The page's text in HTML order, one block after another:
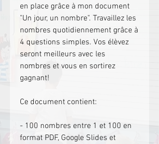
en place grâce à mon document
"Un jour, un nombre". Travaillez les
nombres quotidiennement grâce à
4 questions simples. Vos élèvez
seront meilleurs avec les
nombres et vous en sortirez
gagnant!
Ce document contient:
- 100 nombres entre 1 et 100 en
format PDF, Google Slides et